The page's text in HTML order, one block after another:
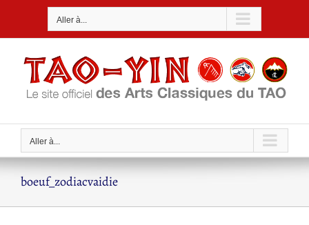
Aller à...
Aller à...
boeuf_zodiacvaidie